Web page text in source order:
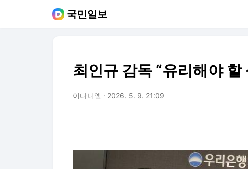
국민일보
최인규 감독 “유리해야 할
이다니엘 2026. 5. 9. 21:09